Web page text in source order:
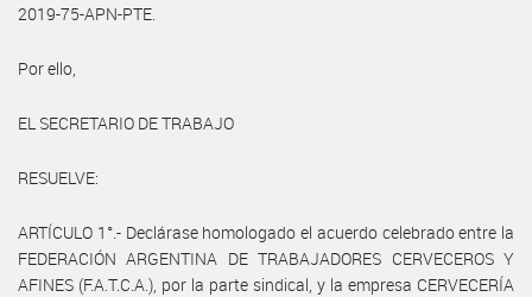
2019-75-APN-PTE.
Por ello,
EL SECRETARIO DE TRABAJO
RESUELVE:
ARTÍCULO 1°.- Declárase homologado el acuerdo celebrado entre la
FEDERACIÓN ARGENTINA DE TRABAJADORES CERVECEROS Y
AFINES (F.A.T.C.A.), por la parte sindical, y la empresa CERVECERÍA